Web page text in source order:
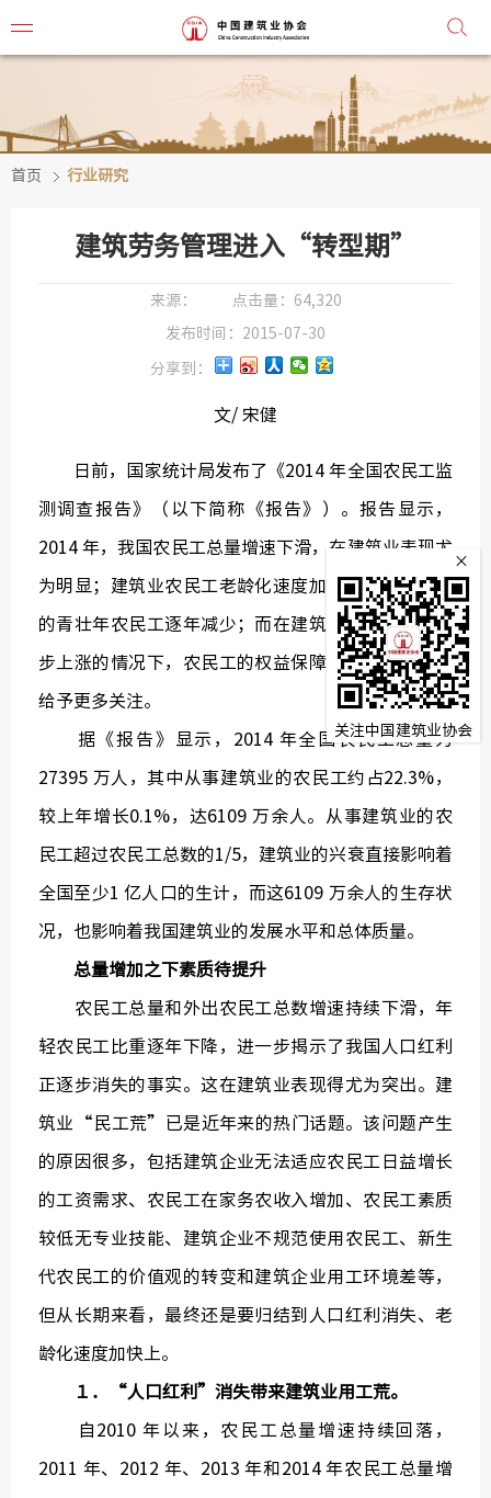
监事会
中国建
绿色建
首页 行业研究
建筑劳务管理进入“转型期”
来源： 点击量： 64,320
发布时间： 2015-07-30
分享到：
文/ 宋健
日前，国家统计局发布了《2014 年全国农民工监
测调查报告》（以下简称《报告》）。报告显示，
2014 年，我国农民工总量增速下滑，在建筑业表现尤
为明显；建筑业农民工老龄化速度加快，投身建筑业
的青壮年农民工逐年减少；而在建筑业农民工工资逐
步上涨的情况下，农民工的权益保障欠缺，呼唤社会
给予更多关注。
据《报告》显示，2014 年全国农民工总量为
27395 万人，其中从事建筑业的农民工约占22.3%，
较上年增长0.1%，达6109 万余人。从事建筑业的农
民工超过农民工总数的1/5，建筑业的兴衰直接影响着
全国至少1 亿人口的生计，而这6109 万余人的生存状
况，也影响着我国建筑业的发展水平和总体质量。
总量增加之下素质待提升
农民工总量和外出农民工总数增速持续下滑，年
轻农民工比重逐年下降，进一步揭示了我国人口红利
正逐步消失的事实。这在建筑业表现得尤为突出。建
筑业“民工荒”已是近年来的热门话题。该问题产生
的原因很多，包括建筑企业无法适应农民工日益增长
的工资需求、农民工在家务农收入增加、农民工素质
较低无专业技能、建筑企业不规范使用农民工、新生
代农民工的价值观的转变和建筑企业用工环境差等，
但从长期来看，最终还是要归结到人口红利消失、老
龄化速度加快上。
１．“人口红利”消失带来建筑业用工荒。
自2010 年以来，农民工总量增速持续回落，
2011 年、2012 年、2013 年和2014 年农民工总量增
×
关注中国建筑业协会